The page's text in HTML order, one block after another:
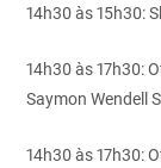
14h30 às 15h30:
14h30 às 17h30:
Saymon Wendell
14h30 às 17h30: